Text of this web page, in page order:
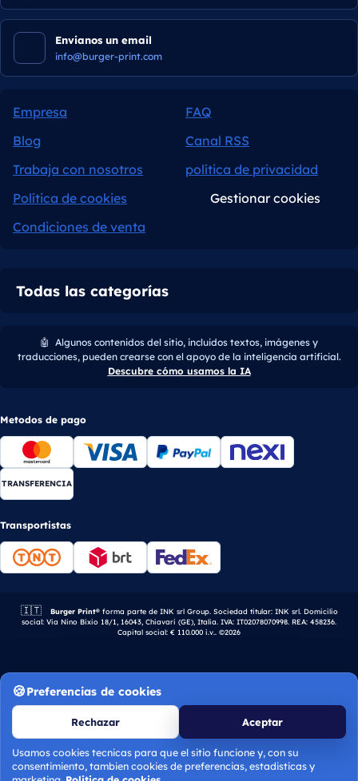
Envianos un email
info@burger-print.com
Empresa
FAQ
Blog
Canal RSS
Trabaja con nosotros
política de privacidad
Política de cookies
Gestionar cookies
Condiciones de venta
Todas las categorías
🤖 Algunos contenidos del sitio, incluidos textos, imágenes y
traducciones, pueden crearse con el apoyo de la inteligencia artificial.
Descubre cómo usamos la IA
Metodos de pago
TRANSFERENCIA
Transportistas
🇮🇹 Empresa italiana.
Burger Print®forma parte de INK srl Group. Sociedad titular: INK srl. Domicilio
social: Via Nino Bixio 18/1, 16043, Chiavari (GE), Italia. IVA: IT02078070998. REA: 458236.
Capital social: € 110.000 i.v.. ©2026
Preferencias de cookies
Rechazar Aceptar
Usamos cookies tecnicas para que el sitio funcione y, con su
consentimiento, tambien cookies de preferencias, estadisticas y